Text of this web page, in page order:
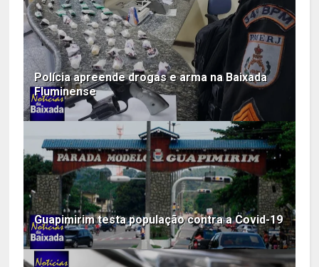
Polícia apreende drogas e arma na Baixada
Fluminense
Guapimirim testa população contra a Covid-19